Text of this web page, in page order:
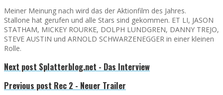
Meiner Meinung nach wird das der Aktionfilm des Jahres.
Stallone hat gerufen und alle Stars sind gekommen. ET LI, JASON
STATHAM, MICKEY ROURKE, DOLPH LUNDGREN, DANNY TREJO,
STEVE AUSTIN und ARNOLD SCHWARZENEGGER in einer kleinen
Rolle.
Next post Splatterblog.net - Das Interview
Previous post Rec 2 - Neuer Trailer